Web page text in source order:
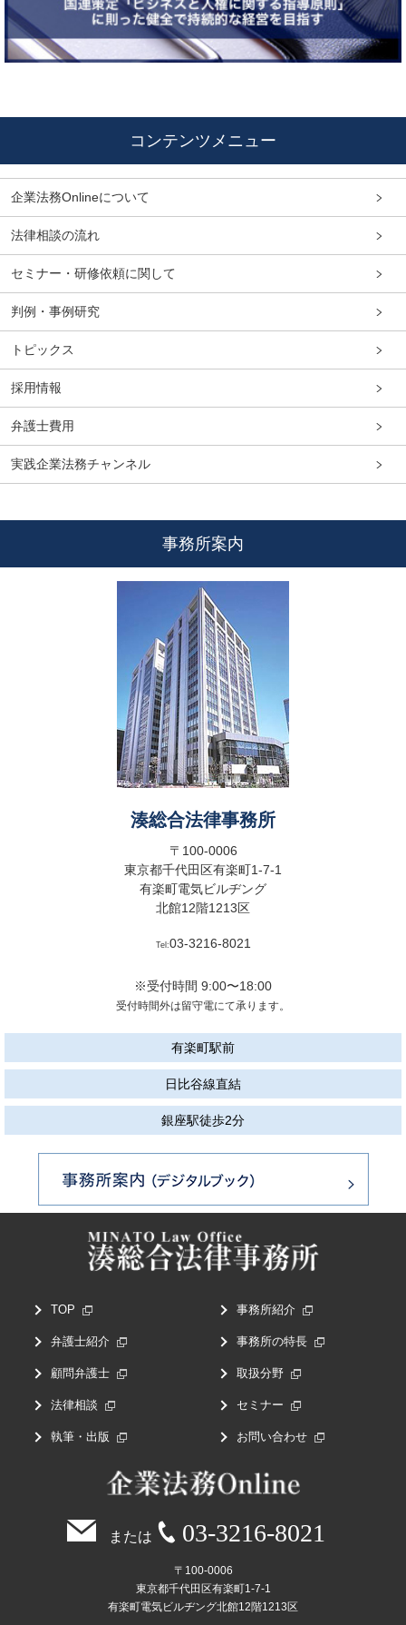
コンテンツメニュー
企業法務Onlineについて
法律相談の流れ
セミナー・研修依頼に関して
判例・事例研究
トピックス
採用情報
弁護士費用
実践企業法務チャンネル
事務所案内
湊総合法律事務所
〒100-0006
東京都千代田区有楽町1-7-1
有楽町電気ビルヂング
北館12階1213区
Tel:03-3216-8021
※受付時間 9:00〜18:00
受付時間外は留守電にて承ります。
有楽町駅前
日比谷線直結
銀座駅徒歩2分
TOP 事務所紹介
弁護士紹介 事務所の特長
顧問弁護士 取扱分野
法律相談 セミナー
執筆・出版 お問い合わせ
または 03-3216-8021
〒100-0006
東京都千代田区有楽町1-7-1
有楽町電気ビルヂング北館12階1213区